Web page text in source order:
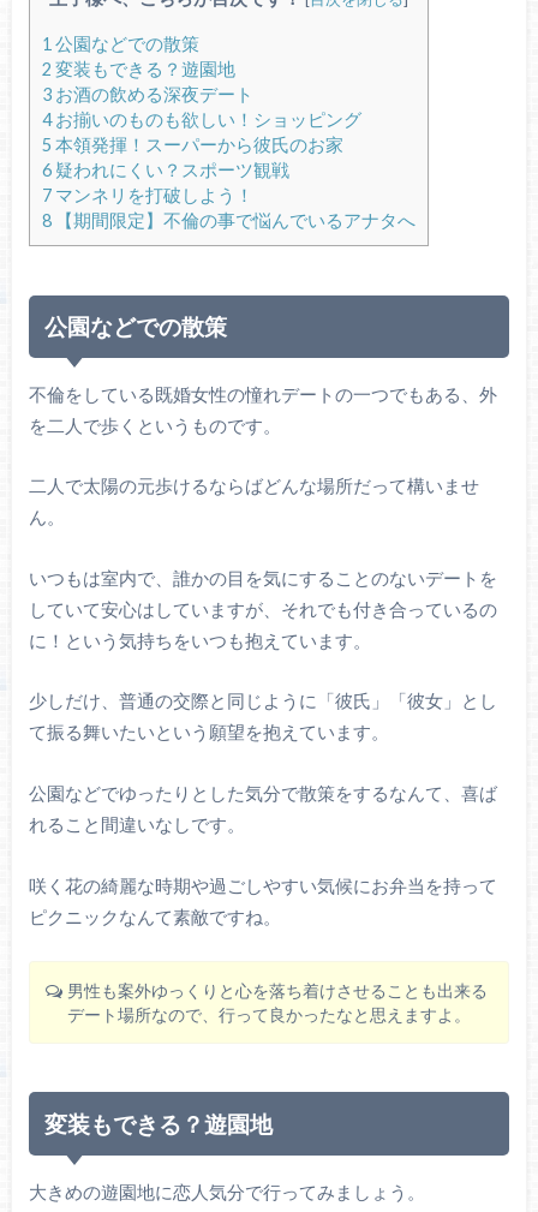
1 公園などでの散策
2 変装もできる？遊園地
3お酒の飲める深夜デート
4お揃いのものも欲しい！ショッピング
5 本領発揮！スーパーから彼氏のお家
6疑われにくい？スポーツ観戦
7マンネリを打破しよう！
8【期間限定】不倫の事で悩んでいるアナタへ
公園などでの散策
不倫をしている既婚女性の憧れデートの一つでもある、外
を二人で歩くというものです。
二人で太陽の元歩けるならばどんな場所だって構いませ
ん。
いつもは室内で、誰かの目を気にすることのないデートを
していて安心はしていますが、それでも付き合っているの
に！という気持ちをいつも抱えています。
少しだけ、普通の交際と同じように「彼氏」「彼女」とし
て振る舞いたいという願望を抱えています。
公園などでゆったりとした気分で散策をするなんて、喜ば
れること間違いなしです。
咲く花の綺麗な時期や過ごしやすい気候にお弁当を持って
ピクニックなんて素敵ですね。
男性も案外ゆっくりと心を落ち着けさせることも出来る
デート場所なので、行って良かったなと思えますよ。
変装もできる？遊園地
大きめの遊園地に恋人気分で行ってみましょう。